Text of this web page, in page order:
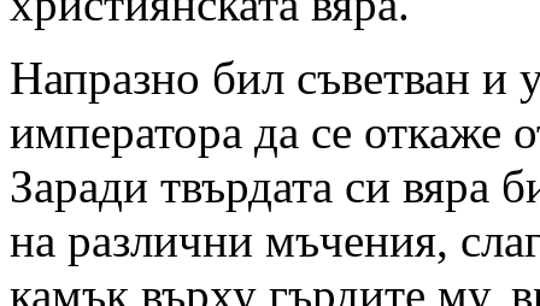
Напразно бил съветван и
императора да се откаже
Заради твърдата си вяра
на различни мъчения,
камък върху гърдите му,